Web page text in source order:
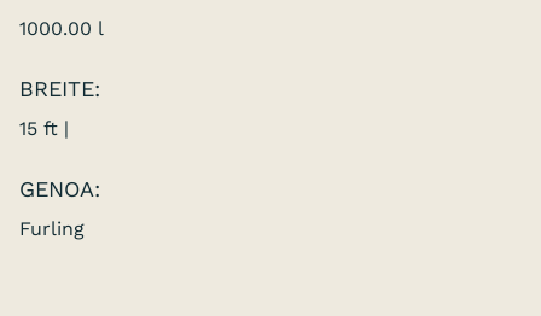
1000.00 l
BREITE:
15 ft |
GENOA:
Furling